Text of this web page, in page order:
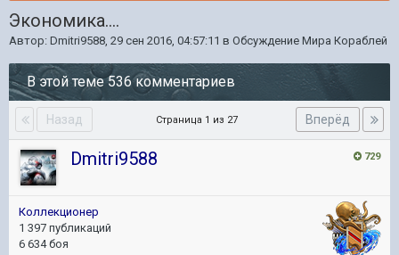
Экономика....
Автор: Dmitri9588, 29 сен 2016, 04:57:11 в Обсуждение Мира Кораблей
В этой теме 536 комментариев
Назад Вперёд
Страница 1 из 27
729
Dmitri9588
Коллекционер
1 397 публикаций
6 634 боя